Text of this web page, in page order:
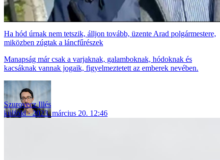
Ha hód úrnak nem tetszik, álljon tovább, üzente Arad polgármestere,
miközben zúgtak a láncfűrészek
Manapság már csak a varjaknak, galamboknak, hódoknak és
kacsáknak vannak jogaik, figyelmeztetett az emberek nevében.
Szurovecz Illés
külföld
2023. március 20. 12:46